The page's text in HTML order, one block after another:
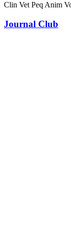
Clin Vet Peq Anim
Journal Club